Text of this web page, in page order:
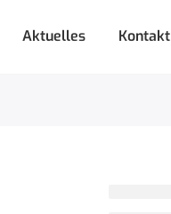
Aktuelles Kontakt